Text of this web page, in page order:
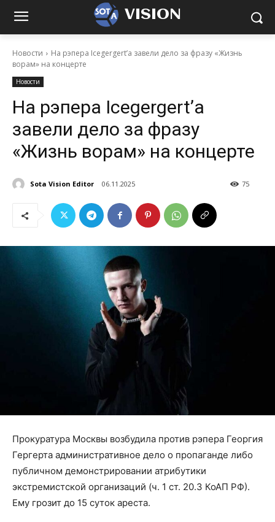
VISION
Новости
На рэпера Icegergert’а завели дело за фразу «Жизнь
ворам» на концерте
Новости
На рэпера Icegergert’а
завели дело за фразу
«Жизнь ворам» на концерте
Sota Vision Editor 06.11.2025 75
Прокуратура Москвы возбудила против рэпера Георгия
Гергерта административное дело о пропаганде либо
публичном демонстрировании атрибутики
экстремистской организаций (ч. 1 ст. 20.3 КоАП РФ).
Ему грозит до 15 суток ареста.